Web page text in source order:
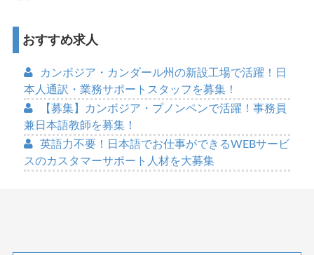
おすすめ求人
カンボジア・カンダール州の新設工場で活躍！日
本人通訳・業務サポートスタッフを募集！
【募集】カンボジア・プノンペンで活躍！事務員
兼日本語教師を募集！
英語力不要！日本語でお仕事ができるWEBサービ
スのカスタマーサポート人材を大募集